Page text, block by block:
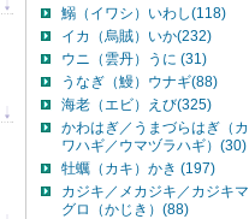
鰯（イワシ）いわし(118)
イカ（烏賊）いか(232)
ウニ（雲丹）うに (31)
うなぎ（鰻）ウナギ(88)
海老（エビ）えび(325)
かわはぎ／うまづらはぎ（カ
ワハギ／ウマヅラハギ）(30)
牡蠣（カキ）かき (197)
カジキ／メカジキ／カジキマ
グロ（かじき）(88)